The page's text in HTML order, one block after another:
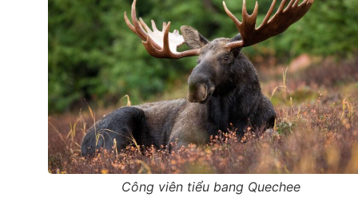
Công viên tiểu bang Quechee